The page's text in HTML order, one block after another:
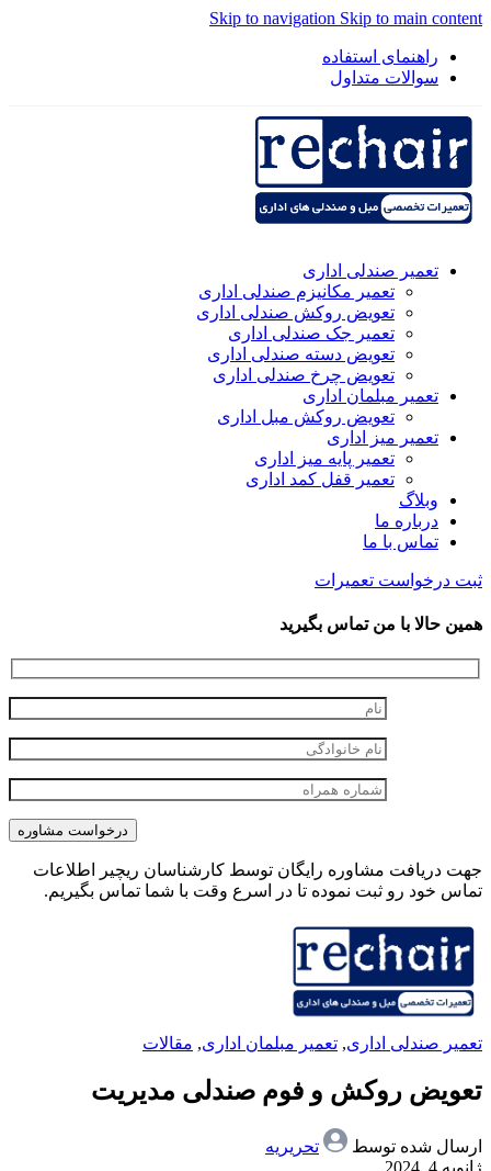
Skip to navigation Skip to main content
راهنمای استفاده
سوالات متداول
تعمیر صندلی اداری
تعمیر مکانیزم صندلی اداری
تعویض روکش صندلی اداری
تعمیر جک صندلی اداری
تعویض دسته صندلی اداری
تعویض چرخ صندلی اداری
تعمیر مبلمان اداری
تعویض روکش مبل اداری
تعمیر میز اداری
تعمیر پایه میز اداری
تعمیر قفل کمد اداری
وبلاگ
درباره ما
تماس با ما
ثبت درخواست تعمیرات
همین حالا با من تماس بگیرید
جهت دریافت مشاوره رایگان توسط کارشناسان ریچیر اطلاعات
تماس خود رو ثبت نموده تا در اسرع وقت با شما تماس بگیریم.
تعمیر صندلی اداری, تعمیر مبلمان اداری, مقالات
تعویض روکش و فوم صندلی مدیریت
ارسال شده توسط
تحریریه
ژانویه 4, 2024